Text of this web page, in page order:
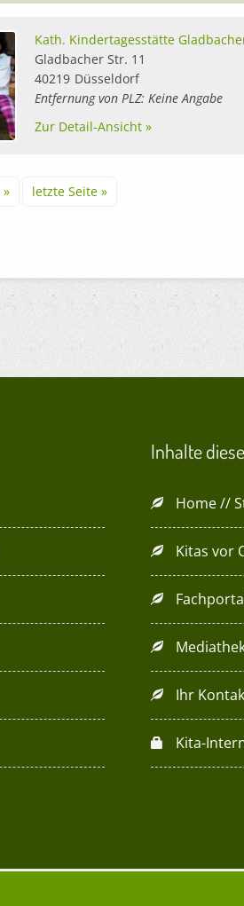
Kath. Kindertagesstätte
Gladbacher Str. 11
40219 Düsseldorf
Entfernung von PLZ: Keine Angabe
Zur Detail-Ansicht »
» letzte Seite »
Inhalte
Home //
Kitas vor
Ihr
Kita-